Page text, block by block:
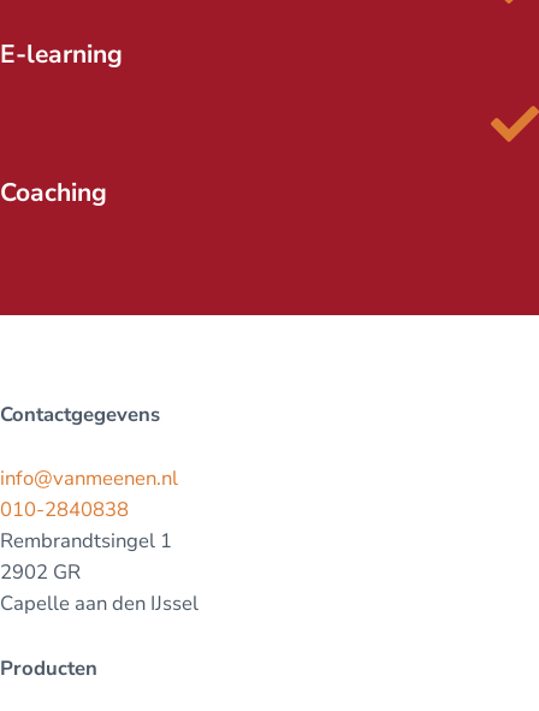
E-learning
Coaching
Contactgegevens
info@vanmeenen.nl
010-2840838
Rembrandtsingel 1
2902 GR
Capelle aan den IJssel
Producten